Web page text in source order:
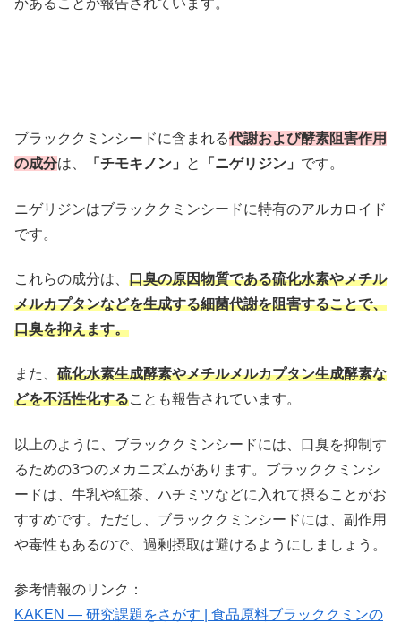
があることが報告されています。
ブラッククミンシードに含まれる代謝および酵素阻害作用
の成分は、 「チモキノン」 と 「ニゲリジン」 です。
ニゲリジンはブラッククミンシードに特有のアルカロイド
です。
これらの成分は、 口臭の原因物質である硫化水素やメチル
メルカプタンなどを生成する細菌代謝を阻害することで、
口臭を抑えます。
また、 硫化水素生成酵素やメチルメルカプタン生成酵素な
どを不活性化することも報告されています。
以上のように、ブラッククミンシードには、口臭を抑制す
るための3つのメカニズムがあります。ブラッククミンシ
ードは、牛乳や紅茶、ハチミツなどに入れて摂ることがお
すすめです。ただし、ブラッククミンシードには、副作用
や毒性もあるので、過剰摂取は避けるようにしましょう。
参考情報のリンク：
KAKEN — 研究課題をさがす | 食品原料ブラッククミンの